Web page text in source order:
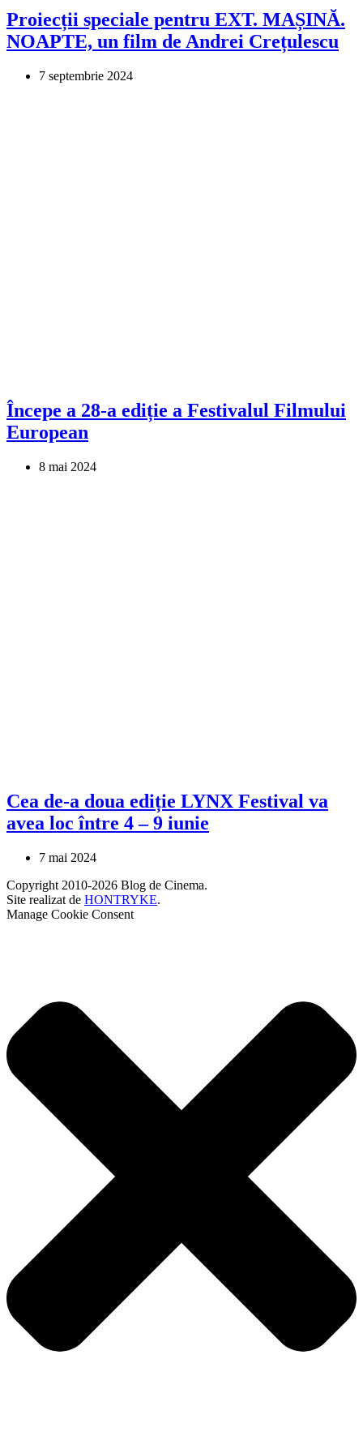
Proiecții speciale pentru EXT. MAȘINĂ.
NOAPTE, un film de Andrei Crețulescu
7 septembrie 2024
Începe a 28-a ediție a Festivalul Filmului
European
8 mai 2024
Cea de-a doua ediție LYNX Festival va
avea loc între 4 – 9 iunie
7 mai 2024
Copyright 2010-2026 Blog de Cinema.
Site realizat de HONTRYKE.
Manage Cookie Consent